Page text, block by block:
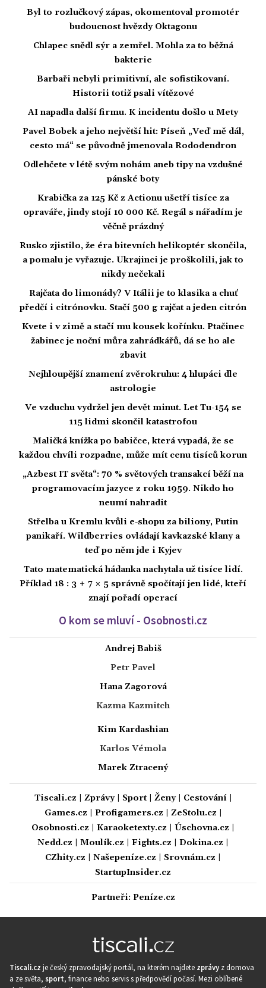
Byl to rozlučkový zápas, okomentoval promotér
budoucnost hvězdy Oktagonu
Chlapec snědl sýr a zemřel. Mohla za to běžná
bakterie
Barbaři nebyli primitivní, ale sofistikovaní.
Historii totiž psali vítězové
AI napadla další firmu. K incidentu došlo u Mety
Pavel Bobek a jeho největší hit: Píseň „Veď mě dál,
cesto má“ se původně jmenovala Rododendron
Odlehčete v létě svým nohám aneb tipy na vzdušné
pánské boty
Krabička za 125 Kč z Actionu ušetří tisíce za
opraváře, jindy stojí 10 000 Kč. Regál s nářadím je
věčně prázdný
Rusko zjistilo, že éra bitevních helikoptér skončila,
a pomalu je vyřazuje. Ukrajinci je proškolili, jak to
nikdy nečekali
Rajčata do limonády? V Itálii je to klasika a chuť
předčí i citrónovku. Stačí 500 g rajčat a jeden citrón
Kvete i v zimě a stačí mu kousek kořínku. Ptačinec
žabinec je noční můra zahrádkářů, dá se ho ale
zbavit
Nejhloupější znamení zvěrokruhu: 4 hlupáci dle
astrologie
Ve vzduchu vydržel jen devět minut. Let Tu-154 se
115 lidmi skončil katastrofou
Maličká knížka po babičce, která vypadá, že se
každou chvíli rozpadne, může mít cenu tisíců korun
„Azbest IT světa“: 70 % světových transakcí běží na
programovacím jazyce z roku 1959. Nikdo ho
neumí nahradit
Střelba u Kremlu kvůli e-shopu za biliony, Putin
panikaří. Wildberries ovládají kavkazské klany a
teď po něm jde i Kyjev
Tato matematická hádanka nachytala už tisíce lidí.
Příklad 18 : 3 + 7 × 5 správně spočítají jen lidé, kteří
znají pořadí operací
O kom se mluví - Osobnosti.cz
Andrej Babiš
Petr Pavel
Hana Zagorová
Kazma Kazmitch
Kim Kardashian
Karlos Vémola
Marek Ztracený
Tiscali.cz Zprávy| Sport| Ženy| Cestování|
Games.cz
Profigamers.cz ZeStolu.cz
Osobnosti.cz
Karaoketexty.cz Úschovna.cz
Nedd.cz
Moulík.cz Fights.cz Dokina.cz
CZhity.cz
Našepeníze.cz Srovnám.cz
StartupInsider.cz
Partneři: Peníze.cz
Tiscali.cz je český zpravodajský portál, na kterém najdete zprávy z domova
a ze světa, sport, finance nebo servis s předpovědí počasí. Mezi oblíbené